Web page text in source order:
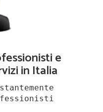
e
in Italia